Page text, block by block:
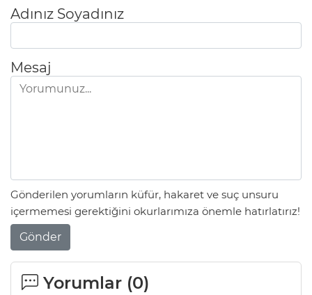
Adınız Soyadınız
Mesaj
Gönderilen yorumların küfür, hakaret ve suç unsuru
içermemesi gerektiğini okurlarımıza önemle hatırlatırız!
Gönder
Yorumlar (0)